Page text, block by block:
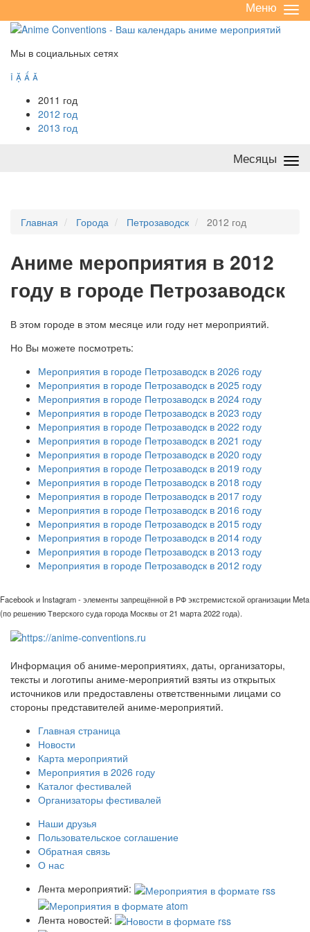
/
Меню
Мы в социальных сетях
   
2011 год
2012 год
2013 год
Месяцы
Главная Города Петрозаводск 2012 год
Аниме мероприятия в 2012
году в городе Петрозаводск
В этом городе в этом месяце или году нет мероприятий.
Но Вы можете посмотреть:
Мероприятия в городе Петрозаводск в 2026 году
Мероприятия в городе Петрозаводск в 2025 году
Мероприятия в городе Петрозаводск в 2024 году
Мероприятия в городе Петрозаводск в 2023 году
Мероприятия в городе Петрозаводск в 2022 году
Мероприятия в городе Петрозаводск в 2021 году
Мероприятия в городе Петрозаводск в 2020 году
Мероприятия в городе Петрозаводск в 2019 году
Мероприятия в городе Петрозаводск в 2018 году
Мероприятия в городе Петрозаводск в 2017 году
Мероприятия в городе Петрозаводск в 2016 году
Мероприятия в городе Петрозаводск в 2015 году
Мероприятия в городе Петрозаводск в 2014 году
Мероприятия в городе Петрозаводск в 2013 году
Мероприятия в городе Петрозаводск в 2012 году
Facebook и Instagram - элементы запрещённой в РФ экстремистской организации Meta
(по решению Тверского суда города Москвы от 21 марта 2022 года).
Информация об аниме-мероприятиях, даты, организаторы,
тексты и логотипы аниме-мероприятий взяты из открытых
источников или предоставлены ответственными лицами со
стороны представителей аниме-мероприятий.
Главная страница
Новости
Карта мероприятий
Мероприятия в 2026 году
Каталог фестивалей
Организаторы фестивалей
Наши друзья
Пользовательское соглашение
Обратная связь
О нас
Лента мероприятий:
Лента новостей: